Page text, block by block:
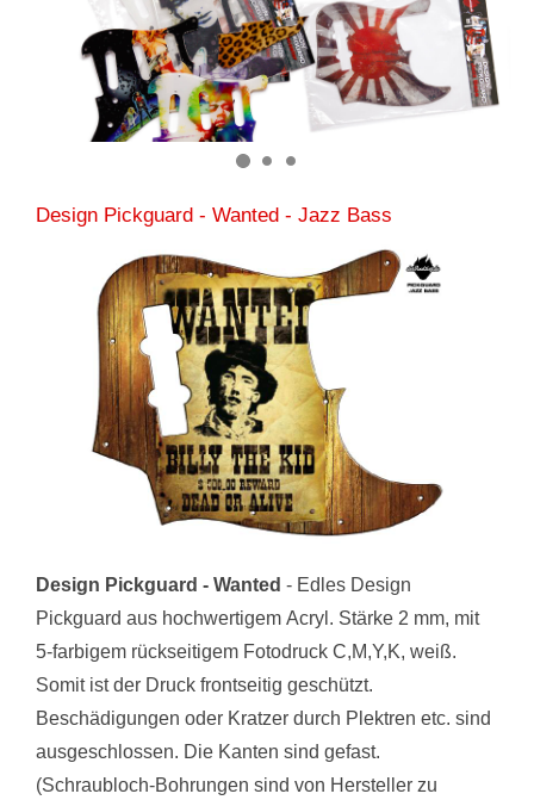
Design Pickguard - Wanted - Jazz Bass
Design Pickguard - Wanted - Edles Design
Pickguard aus hochwertigem Acryl. Stärke 2 mm, mit
5-farbigem rückseitigem Fotodruck C,M,Y,K, weiß.
Somit ist der Druck frontseitig geschützt.
Beschädigungen oder Kratzer durch Plektren etc. sind
ausgeschlossen. Die Kanten sind gefast.
(Schraubloch-Bohrungen sind von Hersteller zu